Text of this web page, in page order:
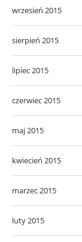
wrzesień 2015
sierpień 2015
lipiec 2015
czerwiec 2015
maj 2015
kwiecień 2015
marzec 2015
luty 2015